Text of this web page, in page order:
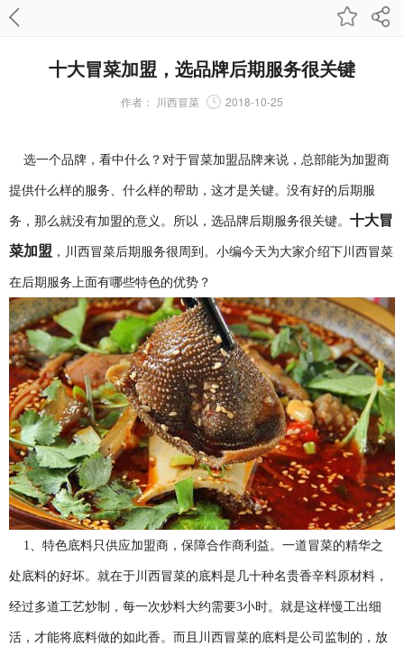
十大冒菜加盟，选品牌后期服务很关键
作者： 川西冒菜 2018-10-25
选一个品牌，看中什么？对于冒菜加盟品牌来说，总部能为加盟商
提供什么样的服务、什么样的帮助，这才是关键。没有好的后期服
务，那么就没有加盟的意义。所以，选品牌后期服务很关键。 十大冒
菜加盟 ，川西冒菜后期服务很周到。小编今天为大家介绍下川西冒菜
在后期服务上面有哪些特色的优势？
1、特色底料只供应加盟商，保障合作商利益。一道冒菜的精华之
处底料的好坏。就在于川西冒菜的底料是几十种名贵香辛料原材料，
经过多道工艺炒制，每一次炒料大约需要3小时。就是这样慢工出细
活，才能将底料做的如此香。而且川西冒菜的底料是公司监制的，放